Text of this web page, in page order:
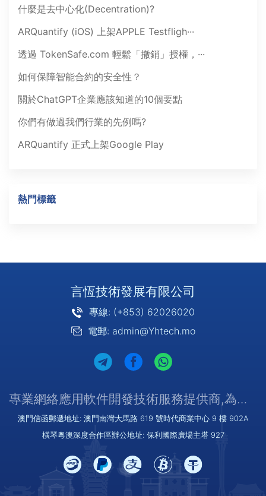
什麼是去中心化(Decentration)?
ARQuantify (iOS) 上架APPLE Testfligh···
透過 TokenSafe.com 輕鬆「撤銷」授權，···
如何保障智能合約的安全性？
關於ChatGPT企業應該知道的10個要點
你們有做過我們行業的先例嗎?
ARQuantify 正式上架Google Play
熱門標籤
言恆技術發展有限公司
專線: (+853) 62026020
電郵: admin@Yhtech.mo
專業網絡應用軟件開發技術服務提供商,為您提供優質/可靠的服務
澳門信函郵遞地址: 澳門南灣大馬路 619 號時代商業中心 9 樓 902A
橫琴粵澳深度合作區辦公地址: 保利國際廣場主塔 927